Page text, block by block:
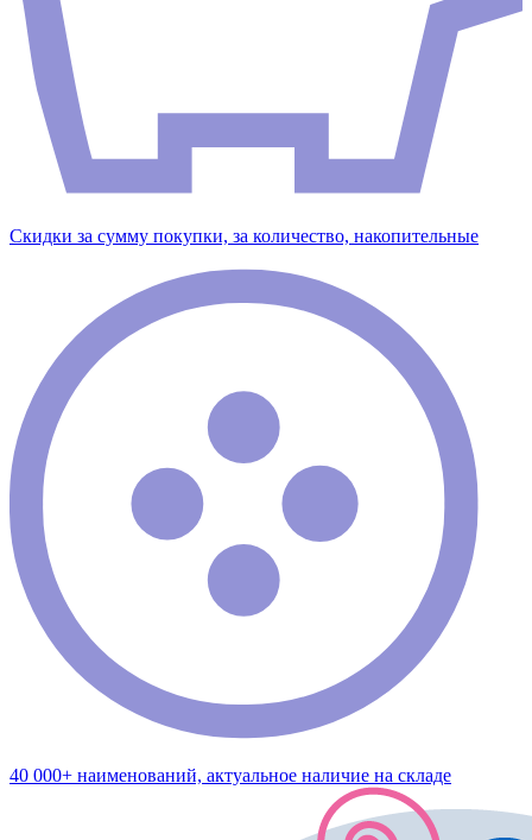
Скидки за сумму покупки, за количество, накопительные
40 000+ наименований, актуальное наличие на складе